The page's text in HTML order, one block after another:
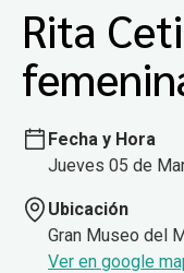
Rita
Fecha y Hora
Jueves 05 de
Ubicación
Gran Museo del
Ver en google